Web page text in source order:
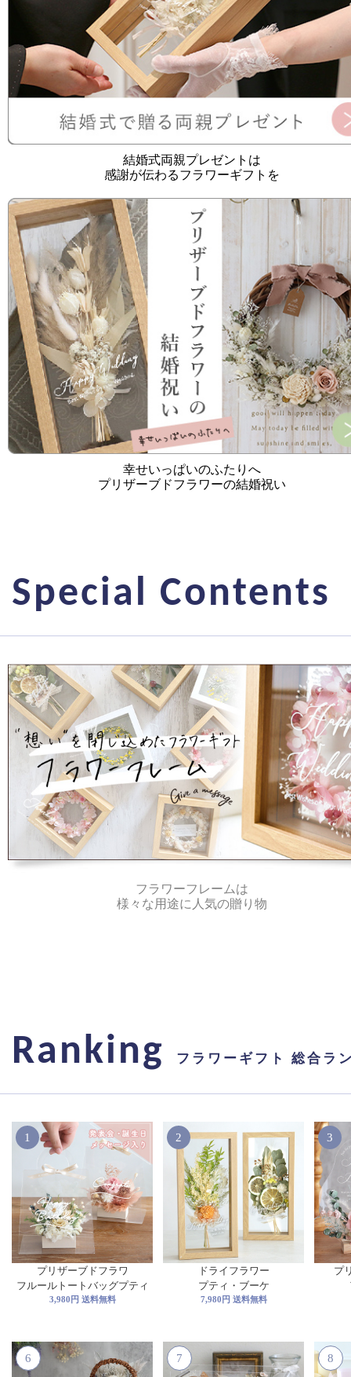
結婚式両親プレゼントは
感謝が伝わるフラワーギフトを
幸せいっぱいのふたりへ
プリザーブドフラワーの結婚祝い
Special Contents
フラワーフレームは
様々な用途に人気の贈り物
Ranking フラワーギフト 総合ラ
1
プリザーブドフラワ
フルールトートバッグプティ
3,980円 送料無料
2
ドライフラワー
プティ・ブーケ
7,980円 送料無料
3
プ
6 7 8